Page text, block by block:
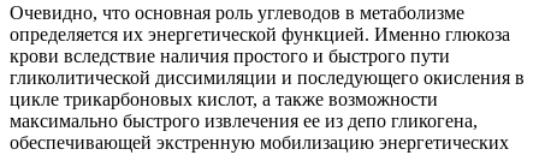
Очевидно, что основная роль углеводов в метаболизме
определяется их энергетической функцией. Именно глюкоза
крови вследствие наличия простого и быстрого пути
гликолитической диссимиляции и последующего окисления в
цикле трикарбоновых кислот, а также возможности
максимально быстрого извлечения ее из депо гликогена,
обеспечивающей экстренную мобилизацию энергетических